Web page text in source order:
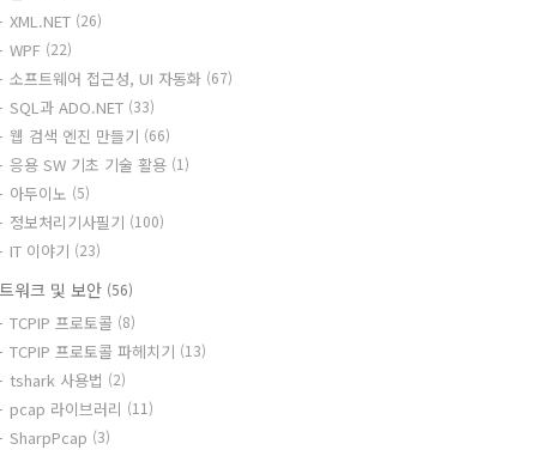
XML.NET (26)
WPF (22)
소프트웨어 접근성, UI 자동화 (67)
SQL과 ADO.NET (33)
웹 검색 엔진 만들기 (66)
응용 SW 기초 기술 활용 (1)
아두이노 (5)
정보처리기사필기 (100)
IT 이야기 (23)
워크 및 보안 (56)
TCPIP 프로토콜 (8)
TCPIP 프로토콜 파헤치기 (13)
tshark 사용법 (2)
pcap 라이브러리 (11)
SharpPcap (3)